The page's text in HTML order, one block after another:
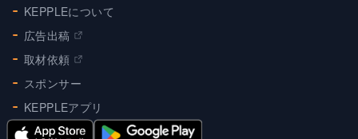
KEPPLEについて
広告出稿
取材依頼
スポンサー
KEPPLEアプリ